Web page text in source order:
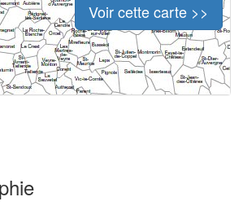
Voir cette carte >>